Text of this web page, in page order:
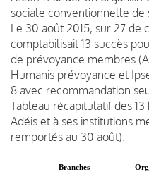
sociale conventionnelle de
Le 30 août 2015, sur 27 de
comptabilisait 13 succès
de prévoyance membres
Humanis prévoyance et
8 avec recommandation
Tableau récapitulatif des
Adéis et à ses institutions
remportés au 30 août).
Branches